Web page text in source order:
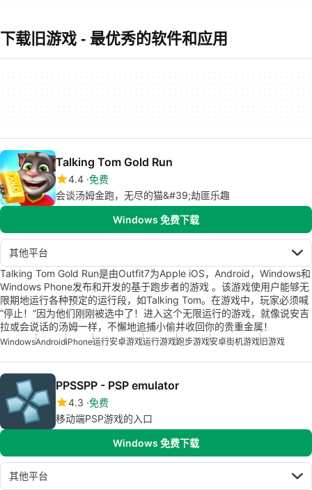
下载旧游戏 - 最优秀的软件和应用
Talking Tom Gold Run
4.4 免费
会谈汤姆金跑，无尽的猫&#39;劫匪乐趣
Windows 免费下载
其他平台
Talking Tom Gold Run是由Outfit7为Apple iOS，Android，Windows和
Windows Phone发布和开发的基于跑步者的游戏 。该游戏使用户能够无
限期地运行各种预定的运行段，如Talking Tom。在游戏中，玩家必须喊
“停止！”因为他们刚刚被选中了！进入这个无限运行的游戏，就像说安吉
拉或会说话的汤姆一样，不懈地追捕小偷并收回你的贵重金属！
WindowsAndroidiPhone运行安卓游戏运行游戏跑步游戏安卓街机游戏旧游戏
PPSSPP - PSP emulator
4.3 免费
移动端PSP游戏的入口
Windows 免费下载
其他平台